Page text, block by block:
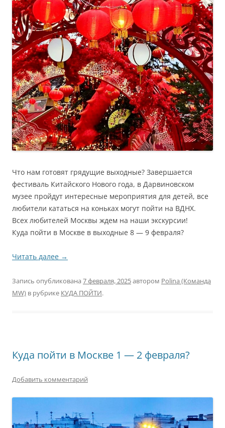
Что нам готовят грядущие выходные? Завершается
фестиваль Китайского Нового года, в Дарвиновском
музее пройдут интересные мероприятия для детей, все
любители кататься на коньках могут пойти на ВДНХ.
Всех любителей Москвы ждем на наши экскурсии!
Куда пойти в Москве в выходные 8 — 9 февраля?
Читать далее →
Запись опубликована 7 февраля, 2025автором Polina (Команда
MW) в рубрике КУДА ПОЙТИ.
Куда пойти в Москве 1 — 2 февраля?
Добавить комментарий